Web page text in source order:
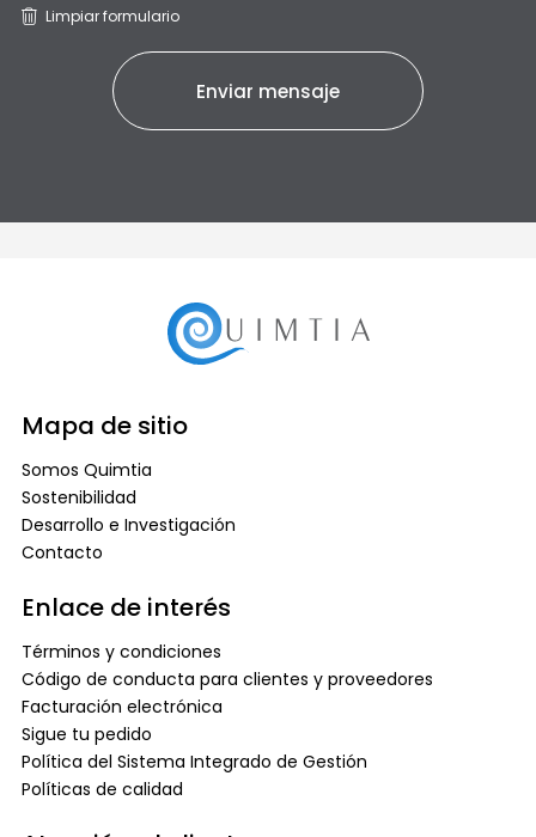
Limpiar formulario
Mapa de sitio
Somos Quimtia
Sostenibilidad
Desarrollo e Investigación
Contacto
Enlace de interés
Términos y condiciones
Código de conducta para clientes y proveedores
Facturación electrónica
Sigue tu pedido
Política del Sistema Integrado de Gestión
Políticas de calidad